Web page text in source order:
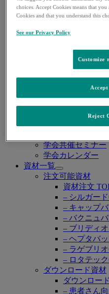
感染症
– COVID-19
– HIV感染症
– 真菌感染症
– グラム陰
– 糖尿病 TOP
– 麻酔 TOP
学会共催セミナー
学会カレンダー
資材一覧
Open
submenu
注文可能資材
資材注文
– シルガー
– キャップ
– バクニュ
– ブリディ
– ヘプタバ
– ラゲブリ
– ロタテッ
ダウンロード資材
ダウンロー
– 患者さん
choices. Accept Cookies means that
Cookies and that you understand this
See our Privacy Policy
Customize
Reject